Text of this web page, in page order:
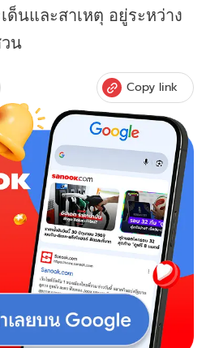
นและสาเหตุ อยู่ระหว่าง
น
Copy link